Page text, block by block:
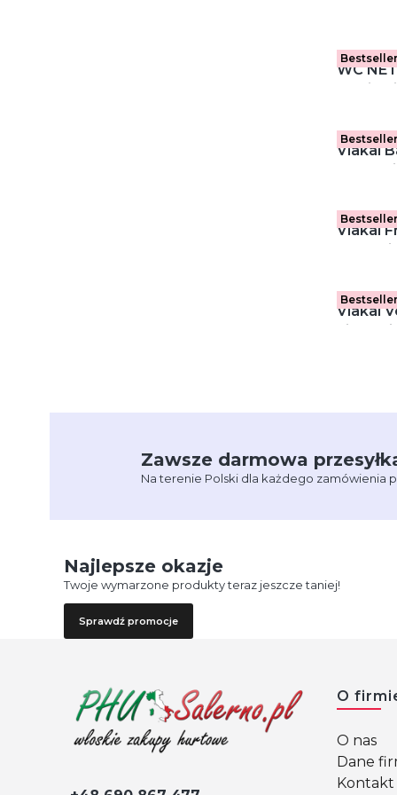
WC (4
Bestseller
WC NET- Świeżość
Bestseller
Viakal
Bestseller
Viakal
Bestseller
Viakal
Fiore
Zawsze darmowa
Na terenie Polski dla każdego zamówienia
Najlepsze okazje
Twoje wymarzone produkty teraz jeszcze taniej!
Sprawdź promocje
Linki
O
O nas
Dane
Kontakt